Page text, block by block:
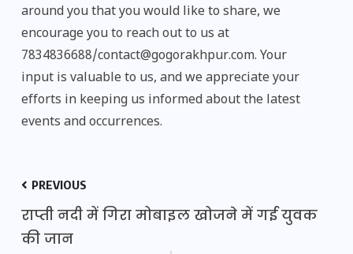
around you that you would like to share, we
encourage you to reach out to us at
7834836688/contact@gogorakhpur.com. Your
input is valuable to us, and we appreciate your
efforts in keeping us informed about the latest
events and occurrences.
PREVIOUS
राप्ती नदी में गिरा मोबाइल खोजने में गई युवक
की जान